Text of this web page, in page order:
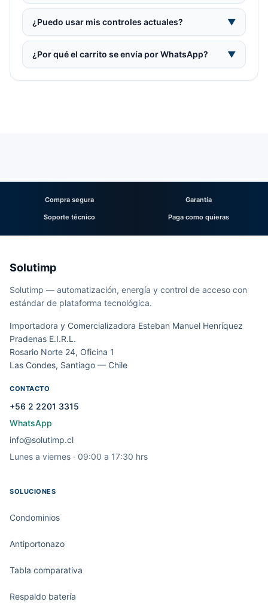
¿Puedo usar mis controles actuales? ▼
¿Por qué el carrito se envía por WhatsApp? ▼
Compra segura Garantía
Soporte técnico Paga como quieras
Solutimp
Solutimp — automatización, energía y control de acceso con
estándar de plataforma tecnológica.
Importadora y Comercializadora Esteban Manuel Henríquez
Pradenas E.I.R.L.
Rosario Norte 24, Oficina 1
Las Condes, Santiago — Chile
CONTACTO
+56 2 2201 3315
WhatsApp
info@solutimp.cl
Lunes a viernes · 09:00 a 17:30 hrs
SOLUCIONES
Condominios
Antiportonazo
Tabla comparativa
Respaldo batería